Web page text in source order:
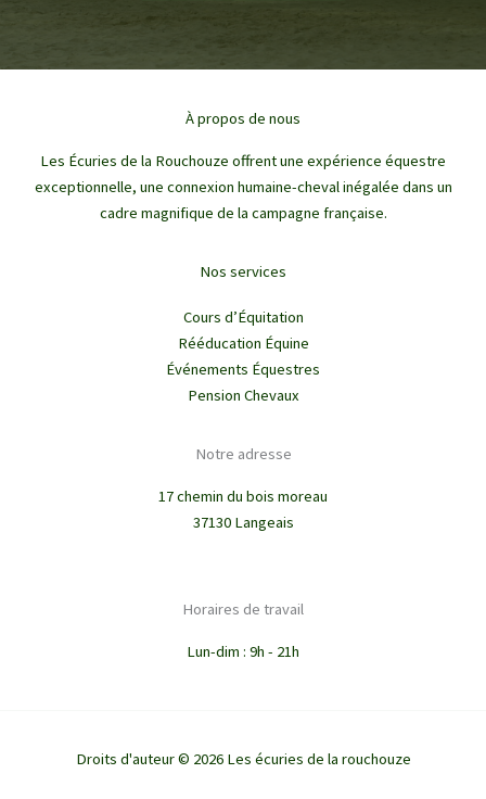
À propos de nous
Les Écuries de la Rouchouze offrent une expérience équestre
exceptionnelle, une connexion humaine-cheval inégalée dans un
cadre magnifique de la campagne française.
Nos services
Cours d’Équitation
Rééducation Équine
Événements Équestres
Pension Chevaux
Notre adresse
17 chemin du bois moreau
37130 Langeais
Horaires de travail
Lun-dim : 9h - 21h
Droits d'auteur © 2026 Les écuries de la rouchouze